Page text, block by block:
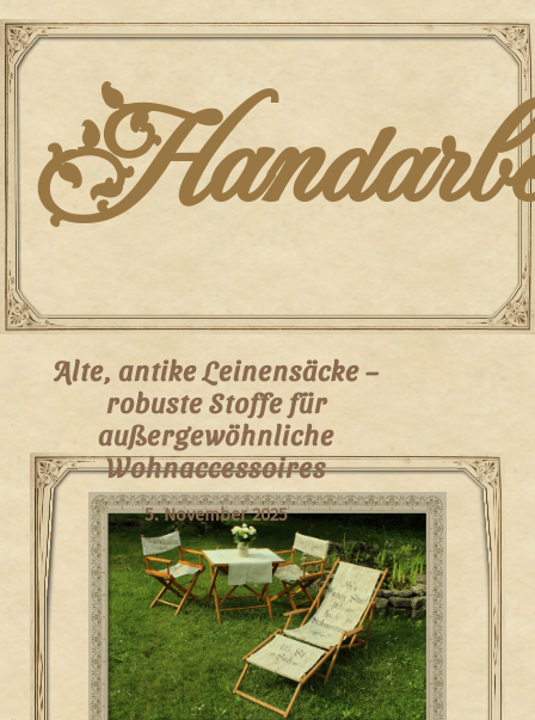
Skip
to
content
Alte, antike Leinensäcke –
robuste Stoffe für
außergewöhnliche
Wohnaccessoires
5. November 2025